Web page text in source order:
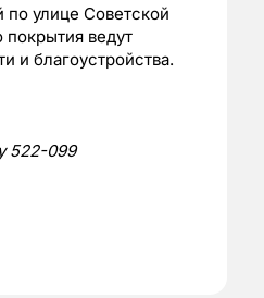
по улице Советской
ведут
и благоустройства.
522-099